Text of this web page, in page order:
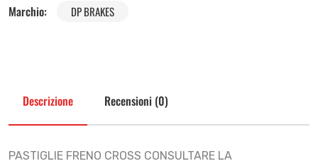
Marchio: DP BRAKES
Descrizione Recensioni (0)
PASTIGLIE FRENO CROSS CONSULTARE LA